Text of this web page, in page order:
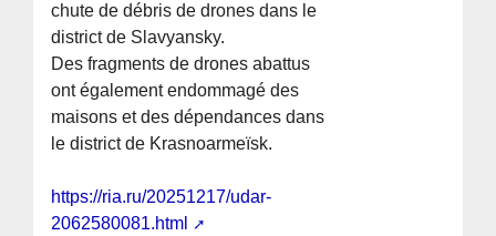
chute de débris de drones dans le
district de Slavyansky.
Des fragments de drones abattus
ont également endommagé des
maisons et des dépendances dans
le district de Krasnoarmeïsk.
https://ria.ru/20251217/udar-
2062580081.html